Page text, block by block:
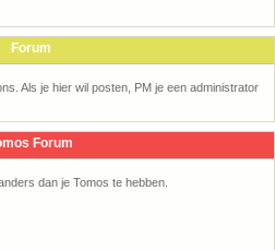
Forum
Als je hier wil posten, PM je een administrator
Forum
dan je Tomos te hebben.